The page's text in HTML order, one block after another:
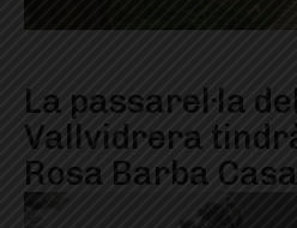
La passarel·la
Vallvidrera
Rosa Barba